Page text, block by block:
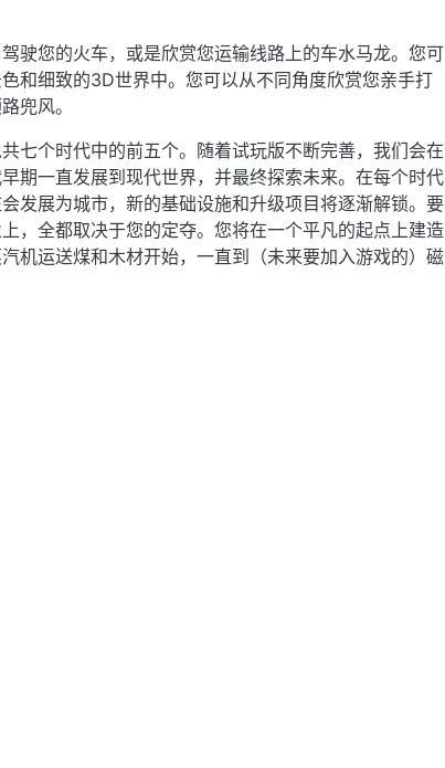
驶您的火车，或是欣赏您运输线路上的车水马龙。您可
和细致的3D世界中。您可以从不同角度欣赏您亲手打
兜风。
七个时代中的前五个。随着试玩版不断完善，我们会在
期一直发展到现代世界，并最终探索未来。在每个时代
发展为城市，新的基础设施和升级项目将逐渐解锁。要
，全都取决于您的定夺。您将在一个平凡的起点上建造
机运送煤和木材开始，一直到（未来要加入游戏的）磁